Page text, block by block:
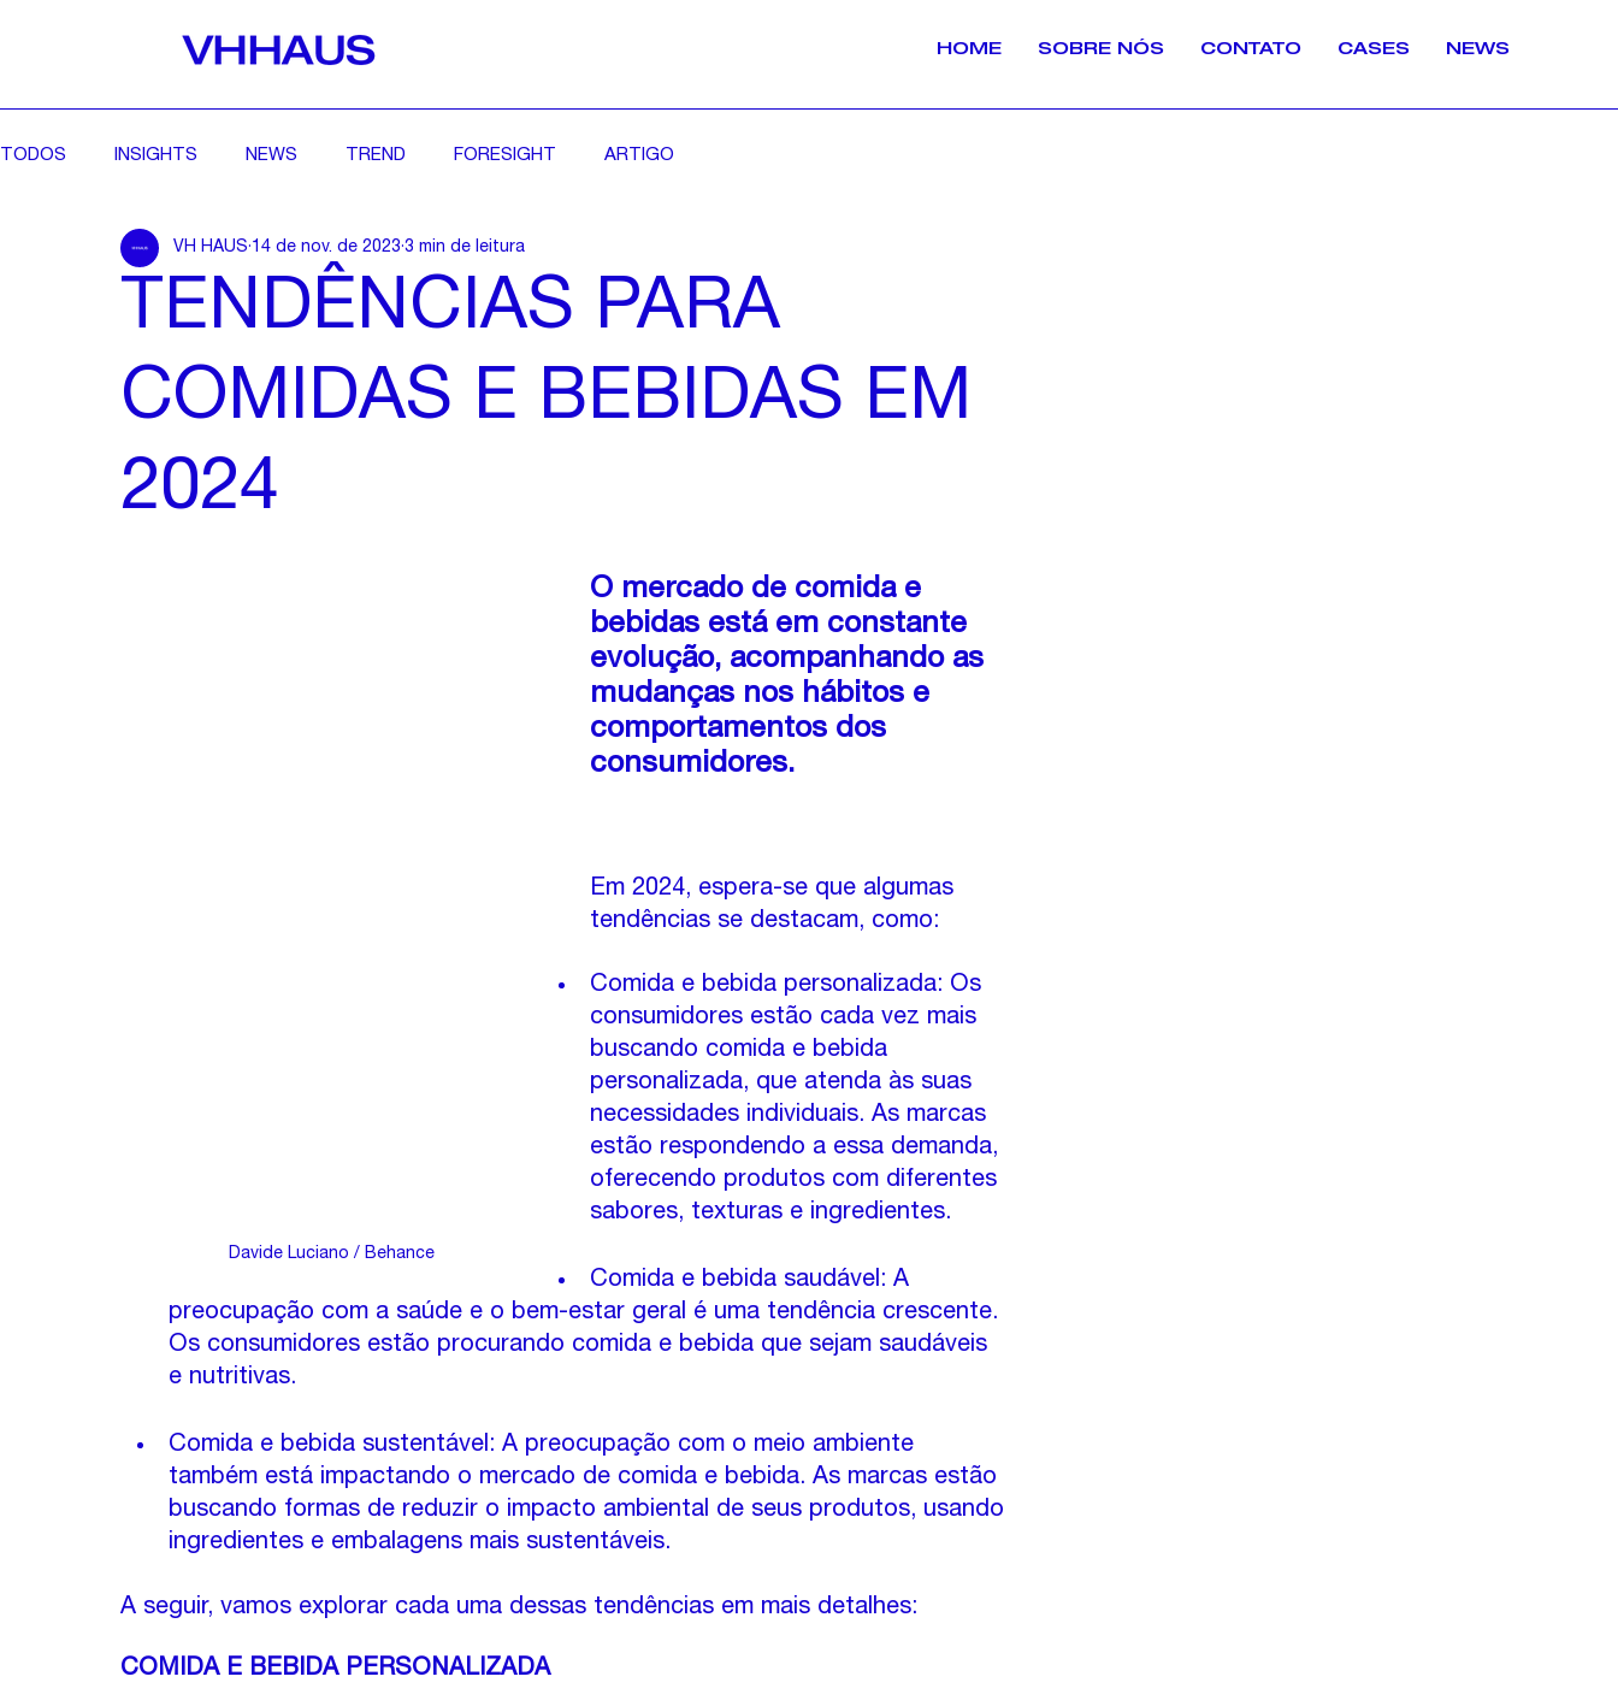
HOME SOBRE NÓS CONTATO CASES NEWS
TODOS INSIGHTS NEWS TREND FORESIGHT ARTIGO
TENDÊNCIAS PARA
COMIDAS E BEBIDAS EM
2024
VH HAUS 14 de nov. de 2023 3 min de leitura
Davide Luciano / Behance
O mercado de comida e
bebidas está em constante
evolução, acompanhando as
mudanças nos hábitos e
comportamentos dos
consumidores.
Em 2024, espera-se que algumas
tendências se destacam, como:
Comida e bebida personalizada: Os
consumidores estão cada vez mais
buscando comida e bebida
personalizada, que atenda às suas
necessidades individuais. As marcas
estão respondendo a essa demanda,
oferecendo produtos com diferentes
sabores, texturas e ingredientes.
Comida e bebida saudável: A
preocupação com a saúde e o bem-estar geral é uma tendência crescente.
Os consumidores estão procurando comida e bebida que sejam saudáveis
e nutritivas.
Comida e bebida sustentável: A preocupação com o meio ambiente
também está impactando o mercado de comida e bebida. As marcas estão
buscando formas de reduzir o impacto ambiental de seus produtos, usando
ingredientes e embalagens mais sustentáveis.
A seguir, vamos explorar cada uma dessas tendências em mais detalhes:
COMIDA E BEBIDA PERSONALIZADA